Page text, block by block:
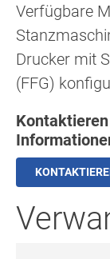
Verfügbare
Drucker mit
(FFG)